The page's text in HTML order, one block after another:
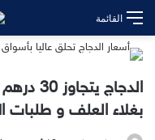
القائمة
الدجاج
بغلاء العلف و طلبات